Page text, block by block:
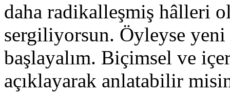
daha radikalleşmiş hâlleri
sergiliyorsun. Öyleyse yeni
başlayalım. Biçimsel ve
açıklayarak anlatabilir